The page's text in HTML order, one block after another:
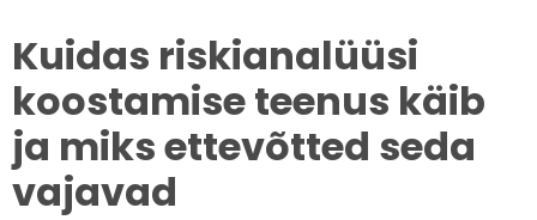
Kuidas riskianalüüsi
koostamise teenus käib
ja miks ettevõtted seda
vajavad